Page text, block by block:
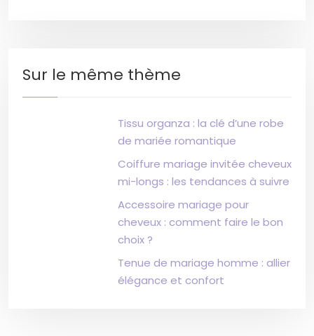
Sur le même thème
Tissu organza : la clé d’une robe
de mariée romantique
Coiffure mariage invitée cheveux
mi-longs : les tendances à suivre
Accessoire mariage pour
cheveux : comment faire le bon
choix ?
Tenue de mariage homme : allier
élégance et confort